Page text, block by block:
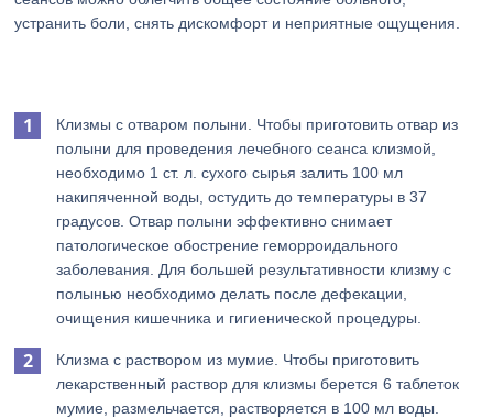
устранить боли, снять дискомфорт и неприятные ощущения.
Клизмы с отваром полыни. Чтобы приготовить отвар из
полыни для проведения лечебного сеанса клизмой,
необходимо 1 ст. л. сухого сырья залить 100 мл
накипяченной воды, остудить до температуры в 37
градусов. Отвар полыни эффективно снимает
патологическое обострение геморроидального
заболевания. Для большей результативности клизму с
полынью необходимо делать после дефекации,
очищения кишечника и гигиенической процедуры.
Клизма с раствором из мумие. Чтобы приготовить
лекарственный раствор для клизмы берется 6 таблеток
мумие, размельчается, растворяется в 100 мл воды.